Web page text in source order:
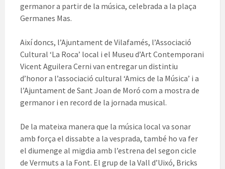
germanor a partir de la música, celebrada a la plaça
Germanes Mas.
Així doncs, l’Ajuntament de Vilafamés, l’Associació
Cultural ‘La Roca’ local i el Museu d’Art Contemporani
Vicent Aguilera Cerni van entregar un distintiu
d’honor a l’associació cultural ‘Amics de la Música’ i a
l’Ajuntament de Sant Joan de Moró com a mostra de
germanor i en record de la jornada musical.
De la mateixa manera que la música local va sonar
amb força el dissabte a la vesprada, també ho va fer
el diumenge al migdia amb l’estrena del segon cicle
de Vermuts a la Font. El grup de la Vall d’Uixó, Bricks